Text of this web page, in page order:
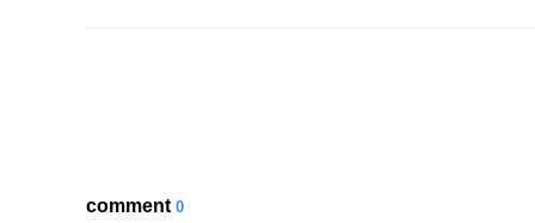
comment0